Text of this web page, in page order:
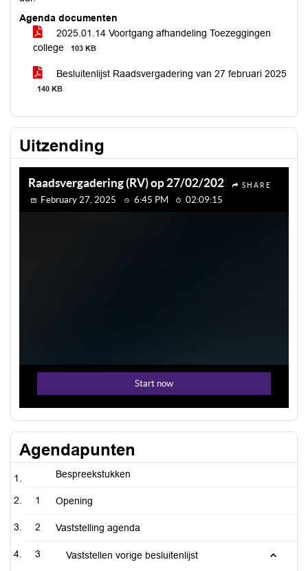
Agenda documenten
2025.01.14 Voortgang afhandeling Toezeggingen
college
103 KB
Besluitenlijst Raadsvergadering van 27 februari 2025
140 KB
Uitzending
Agendapunten
Bespreekstukken
1 Opening
2 Vaststelling agenda
3 Vaststellen vorige besluitenlijst